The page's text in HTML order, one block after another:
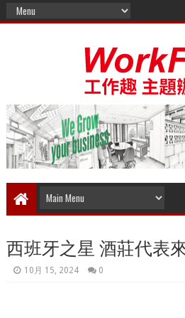
西班牙之星 酒莊代表
10月 15, 2024 0